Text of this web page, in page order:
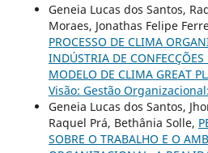
Geneia Lucas dos Santos,
Moraes, Jonathas Felipe
PROCESSO DE CLIMA
INDÚSTRIA DE
MODELO DE CLIMA GREAT
Visão: Gestão
Geneia Lucas dos Santos,
Raquel Prá, Bethânia Solle,
SOBRE O TRABALHO E O